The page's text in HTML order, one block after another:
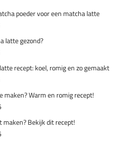
poeder voor een matcha latte
latte gezond?
recept: koel, romig en zo gemaakt
maken? Warm en romig recept!
maken? Bekijk dit recept!